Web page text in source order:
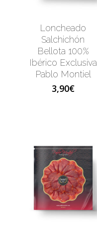
Loncheado
Salchichón
Bellota 100%
Ibérico Exclusiva
Pablo Montiel
3,90€